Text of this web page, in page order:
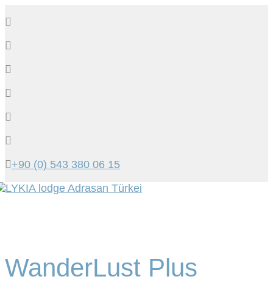
+90 (0) 543 380 06 15
WanderLust Plus